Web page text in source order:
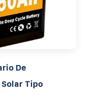
De
Tipo